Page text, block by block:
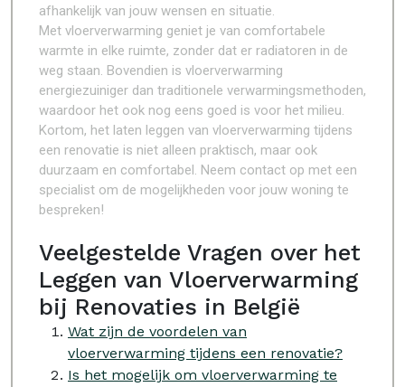
afhankelijk van jouw wensen en situatie.
Met vloerverwarming geniet je van comfortabele
warmte in elke ruimte, zonder dat er radiatoren in de
weg staan. Bovendien is vloerverwarming
energiezuiniger dan traditionele verwarmingsmethoden,
waardoor het ook nog eens goed is voor het milieu.
Kortom, het laten leggen van vloerverwarming tijdens
een renovatie is niet alleen praktisch, maar ook
duurzaam en comfortabel. Neem contact op met een
specialist om de mogelijkheden voor jouw woning te
bespreken!
Veelgestelde Vragen over het
Leggen van Vloerverwarming
bij Renovaties in België
Wat zijn de voordelen van
vloerverwarming tijdens een renovatie?
Is het mogelijk om vloerverwarming te